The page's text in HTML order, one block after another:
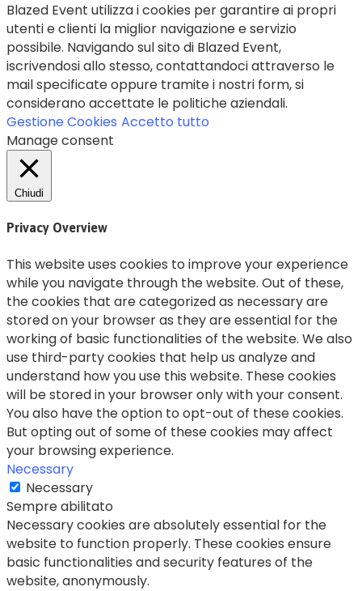
Blazed Event utilizza i cookies per garantire ai propri
utenti e clienti la miglior navigazione e servizio
possibile. Navigando sul sito di Blazed Event,
iscrivendosi allo stesso, contattandoci attraverso le
mail specificate oppure tramite i nostri form, si
considerano accettate le politiche aziendali.
Gestione Cookies Accetto tutto
Manage consent
Chiudi
Privacy Overview
This website uses cookies to improve your experience
while you navigate through the website. Out of these,
the cookies that are categorized as necessary are
stored on your browser as they are essential for the
working of basic functionalities of the website. We also
use third-party cookies that help us analyze and
understand how you use this website. These cookies
will be stored in your browser only with your consent.
You also have the option to opt-out of these cookies.
But opting out of some of these cookies may affect
your browsing experience.
Necessary
Necessary
Sempre abilitato
Necessary cookies are absolutely essential for the
website to function properly. These cookies ensure
basic functionalities and security features of the
website, anonymously.